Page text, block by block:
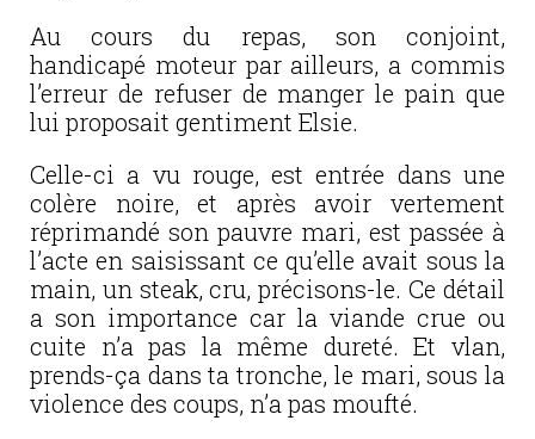
Au cours du repas, son conjoint,
handicapé moteur par ailleurs, a commis
l’erreur de refuser de manger le pain que
lui proposait gentiment Elsie.
Celle-ci a vu rouge, est entrée dans une
colère noire, et après avoir vertement
réprimandé son pauvre mari, est passée à
l’acte en saisissant ce qu’elle avait sous la
main, un steak, cru, précisons-le. Ce détail
a son importance car la viande crue ou
cuite n’a pas la même dureté. Et vlan,
prends-ça dans ta tronche, le mari, sous la
violence des coups, n’a pas moufté.